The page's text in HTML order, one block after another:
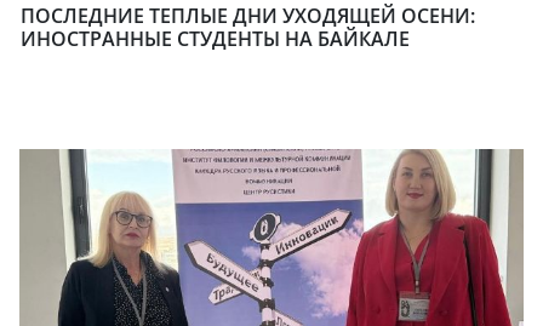
ПОСЛЕДНИЕ ТЕПЛЫЕ ДНИ УХОДЯЩЕЙ ОСЕНИ:
ИНОСТРАННЫЕ СТУДЕНТЫ НА БАЙКАЛЕ